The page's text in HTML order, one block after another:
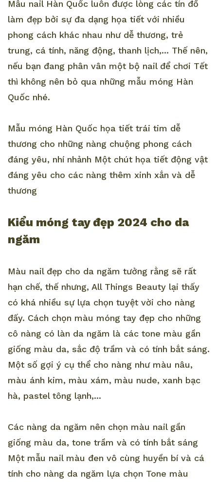
Mẫu nail Hàn Quốc luôn được lòng các tín đồ
làm đẹp bởi sự đa dạng họa tiết với nhiều
phong cách khác nhau như dễ thương, trẻ
trung, cá tính, năng động, thanh lịch,... Thế nên,
nếu bạn đang phân vân một bộ nail để chơi Tết
thì không nên bỏ qua những mẫu móng Hàn
Quốc nhé.
Mẫu móng Hàn Quốc họa tiết trái tim dễ
thương cho những nàng chuộng phong cách
đáng yêu, nhí nhảnh Một chút họa tiết động vật
đáng yêu cho các nàng thêm xinh xắn và dễ
thương
Kiểu móng tay đẹp 2024 cho da
ngăm
Màu nail đẹp cho da ngăm tưởng rằng sẽ rất
hạn chế, thế nhưng, All Things Beauty lại thấy
có khá nhiều sự lựa chọn tuyệt vời cho nàng
đấy. Cách chọn màu móng tay đẹp cho những
cô nàng có làn da ngăm là các tone màu gần
giống màu da, sắc độ trầm và có tính bắt sáng.
Một số gợi ý cụ thể cho nàng như màu nâu,
màu ánh kim, màu xám, màu nude, xanh bạc
hà, pastel tông lạnh,...
Các nàng da ngăm nên chọn màu nail gần
giống màu da, tone trầm và có tính bắt sáng
Một mẫu nail màu đen vô cùng huyền bí và cá
tính cho nàng da ngăm lựa chọn Tone màu